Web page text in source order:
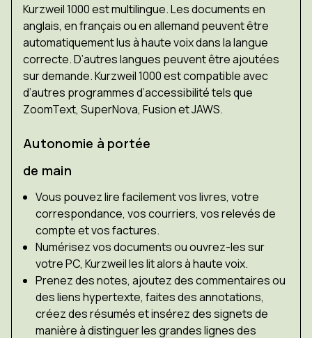
Kurzweil 1000 est multilingue. Les documents en
anglais, en français ou en allemand peuvent être
automatiquement lus à haute voix dans la langue
correcte. D’autres langues peuvent être ajoutées
sur demande. Kurzweil 1000 est compatible avec
d’autres programmes d’accessibilité tels que
ZoomText, SuperNova, Fusion et JAWS.
Autonomie à portée
de main
Vous pouvez lire facilement vos livres, votre
correspondance, vos courriers, vos relevés de
compte et vos factures.
Numérisez vos documents ou ouvrez-les sur
votre PC, Kurzweil les lit alors à haute voix.
Prenez des notes, ajoutez des commentaires ou
des liens hypertexte, faites des annotations,
créez des résumés et insérez des signets de
manière à distinguer les grandes lignes des